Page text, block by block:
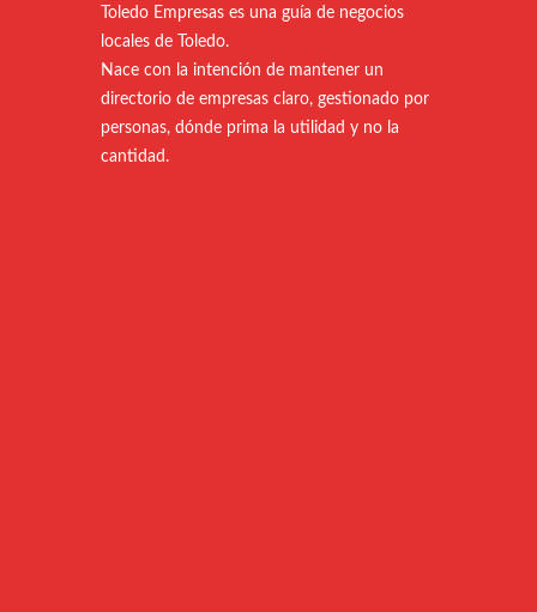
Toledo Empresas es una guía de negocios
locales de Toledo.
Nace con la intención de mantener un
directorio de empresas claro, gestionado por
personas, dónde prima la utilidad y no la
cantidad.